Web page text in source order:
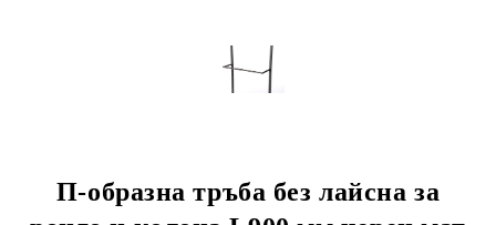
П-образна тръба без лайсна за